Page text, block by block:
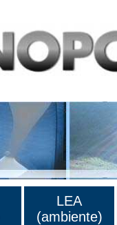
LEA
(ambiente)